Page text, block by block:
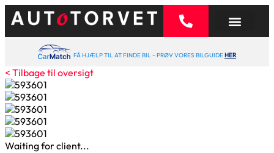
FÅ HJÆLP TIL AT FINDE BIL – PRØV VORES BILGUIDEHER
< Tilbage til oversigt
Waiting for client...